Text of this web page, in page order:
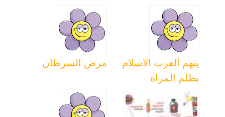
مرض السرطان
يتهم الغرب الاسلام
بظلم المراة